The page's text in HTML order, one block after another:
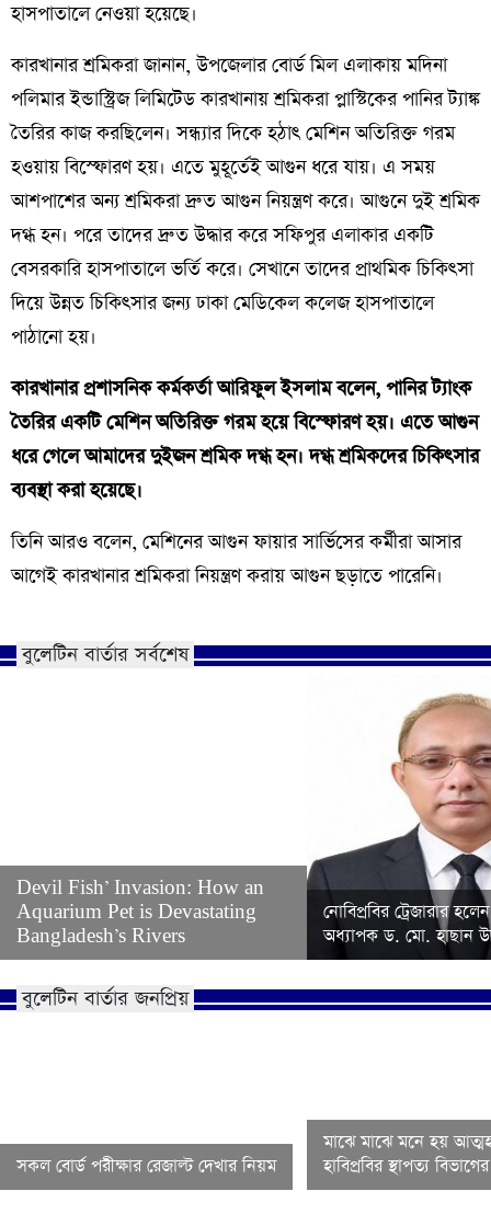
হাসপাতালে নেওয়া হয়েছে।
কারখানার শ্রমিকরা জানান, উপজেলার বোর্ড মিল এলাকায় মদিনা
পলিমার ইন্ডাস্ট্রিজ লিমিটেড কারখানায় শ্রমিকরা প্লাস্টিকের পানির ট্যাঙ্ক
তৈরির কাজ করছিলেন। সন্ধ্যার দিকে হঠাৎ মেশিন অতিরিক্ত গরম
হওয়ায় বিস্ফোরণ হয়। এতে মুহূর্তেই আগুন ধরে যায়। এ সময়
আশপাশের অন্য শ্রমিকরা দ্রুত আগুন নিয়ন্ত্রণ করে। আগুনে দুই শ্রমিক
দগ্ধ হন। পরে তাদের দ্রুত উদ্ধার করে সফিপুর এলাকার একটি
বেসরকারি হাসপাতালে ভর্তি করে। সেখানে তাদের প্রাথমিক চিকিৎসা
দিয়ে উন্নত চিকিৎসার জন্য ঢাকা মেডিকেল কলেজ হাসপাতালে
পাঠানো হয়।
কারখানার প্রশাসনিক কর্মকর্তা আরিফুল ইসলাম বলেন, পানির ট্যাংক
তৈরির একটি মেশিন অতিরিক্ত গরম হয়ে বিস্ফোরণ হয়। এতে আগুন
ধরে গেলে আমাদের দুইজন শ্রমিক দগ্ধ হন। দগ্ধ শ্রমিকদের চিকিৎসার
ব্যবস্থা করা হয়েছে।
তিনি আরও বলেন, মেশিনের আগুন ফায়ার সার্ভিসের কর্মীরা আসার
আগেই কারখানার শ্রমিকরা নিয়ন্ত্রণ করায় আগুন ছড়াতে পারেনি।
বুলেটিন বার্তার সর্বশেষ
Devil Fish’ Invasion: How an
Aquarium Pet is Devastating
Bangladesh’s Rivers
নোবিপ্রবির ট্রেজারার
অধ্যাপক ড. মো. হাছান
বুলেটিন বার্তার জনপ্রিয়
সকল বোর্ড পরীক্ষার রেজাল্ট দেখার নিয়ম
মাঝে মাঝে মনে হয়
হাবিপ্রবির স্থাপত্য